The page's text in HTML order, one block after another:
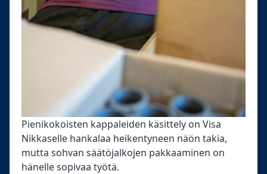
Pienikokoisten kappaleiden käsittely on Visa
Nikkaselle hankalaa heikentyneen näön takia,
mutta sohvan säätöjalkojen pakkaaminen on
hänelle sopivaa työtä.